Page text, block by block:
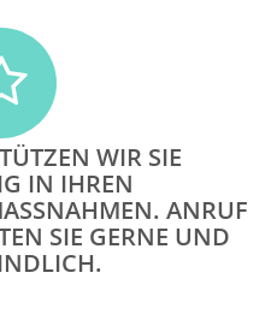
WIR SIE
IN IHREN
ANRUF G
SIE GERNE UND U